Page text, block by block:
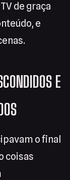
de graça
e
E
o final
coisas